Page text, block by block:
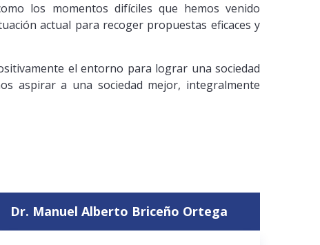
los momentos difíciles que hemos venido
actual para recoger propuestas eficaces y
el entorno para lograr una sociedad
aspirar a una sociedad mejor, integralmente
Dr. Manuel Alberto Briceño Ortega